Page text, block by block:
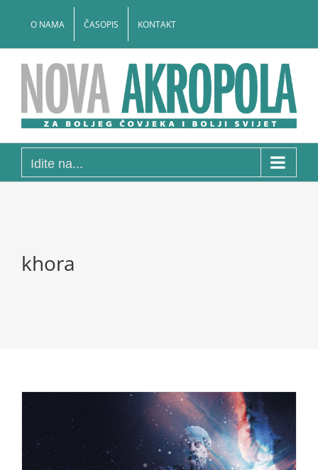
O NAMA ČASOPIS KONTAKT
Idite na...
khora